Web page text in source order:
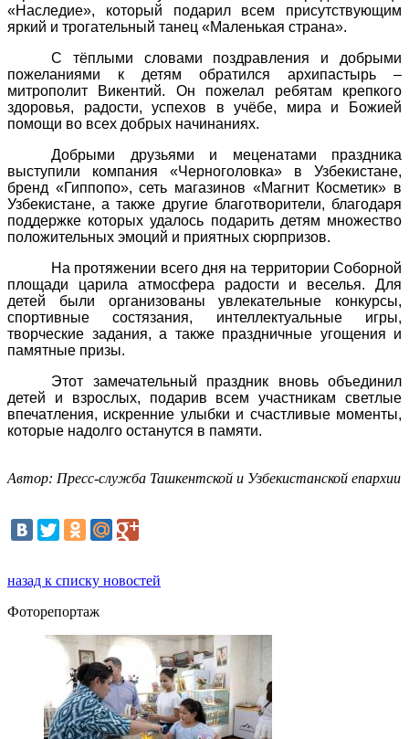
«Наследие», который подарил всем присутствующим
яркий и трогательный танец «Маленькая страна».
С тёплыми словами поздравления и добрыми
пожеланиями к детям обратился архипастырь –
митрополит Викентий. Он пожелал ребятам крепкого
здоровья, радости, успехов в учёбе, мира и Божией
помощи во всех добрых начинаниях.
Добрыми друзьями и меценатами праздника
выступили компания «Черноголовка» в Узбекистане,
бренд «Гиппопо», сеть магазинов «Магнит Косметик» в
Узбекистане, а также другие благотворители, благодаря
поддержке которых удалось подарить детям множество
положительных эмоций и приятных сюрпризов.
На протяжении всего дня на территории Соборной
площади царила атмосфера радости и веселья. Для
детей были организованы увлекательные конкурсы,
спортивные состязания, интеллектуальные игры,
творческие задания, а также праздничные угощения и
памятные призы.
Этот замечательный праздник вновь объединил
детей и взрослых, подарив всем участникам светлые
впечатления, искренние улыбки и счастливые моменты,
которые надолго останутся в памяти.
Автор: Пресс-служба Ташкентской и Узбекистанской епархии
назад к списку новостей
Фоторепортаж